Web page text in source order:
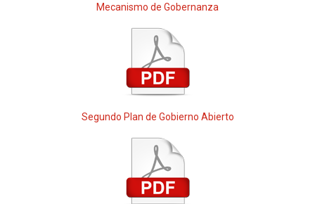
Mecanismo de Gobernanza
Segundo Plan de Gobierno Abierto